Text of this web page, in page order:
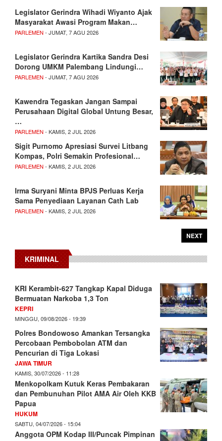
Legislator Gerindra Wihadi Wiyanto Ajak
Masyarakat Awasi Program Makan…
PARLEMEN - JUMAT, 7 AGU 2026
Legislator Gerindra Kartika Sandra Desi
Dorong UMKM Palembang Lindungi…
PARLEMEN - JUMAT, 7 AGU 2026
Kawendra Tegaskan Jangan Sampai
Perusahaan Digital Global Untung Besar,
…
PARLEMEN - KAMIS, 2 JUL 2026
Sigit Purnomo Apresiasi Survei Litbang
Kompas, Polri Semakin Profesional…
PARLEMEN - KAMIS, 2 JUL 2026
Irma Suryani Minta BPJS Perluas Kerja
Sama Penyediaan Layanan Cath Lab
PARLEMEN - KAMIS, 2 JUL 2026
NEXT
KRIMINAL
KRI Kerambit-627 Tangkap Kapal Diduga
Bermuatan Narkoba 1,3 Ton
KEPRI
MINGGU, 09/08/2026 - 19:39
Polres Bondowoso Amankan Tersangka
Percobaan Pembobolan ATM dan
Pencurian di Tiga Lokasi
JAWA TIMUR
KAMIS, 30/07/2026 - 11:28
Menkopolkam Kutuk Keras Pembakaran
dan Pembunuhan Pilot AMA Air Oleh KKB
Papua
HUKUM
SABTU, 04/07/2026 - 15:04
Anggota OPM Kodap III/Puncak Pimpinan